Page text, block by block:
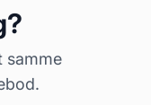
samme